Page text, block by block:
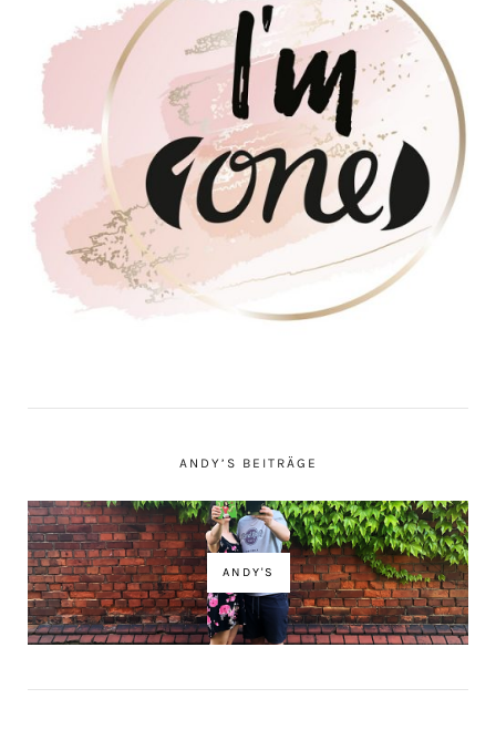
ANDY’S BEITRÄGE
ANDY'S